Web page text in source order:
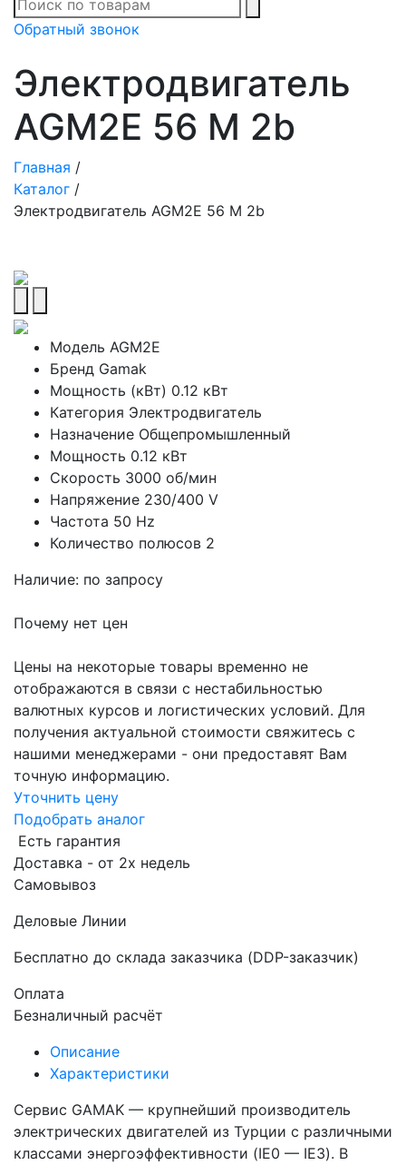
Обратный звонок
Электродвигатель
AGM2E 56 M 2b
Главная /
Каталог /
Электродвигатель AGM2E 56 M 2b
Модель AGM2E
Бренд Gamak
Мощность (кВт) 0.12 кВт
Категория Электродвигатель
Назначение Общепромышленный
Мощность 0.12 кВт
Скорость 3000 об/мин
Напряжение 230/400 V
Частота 50 Hz
Количество полюсов 2
Наличие: по запросу
Почему нет цен
Цены на некоторые товары временно не
отображаются в связи с нестабильностью
валютных курсов и логистических условий. Для
получения актуальной стоимости свяжитесь с
нашими менеджерами - они предоставят Вам
точную информацию.
Уточнить цену
Подобрать аналог
Есть гарантия
Доставка - от 2х недель
Самовывоз
Деловые Линии
Бесплатно до склада заказчика (DDP-заказчик)
Оплата
Безналичный расчёт
Описание
Характеристики
Сервис GAMAK — крупнейший производитель
электрических двигателей из Турции с различными
классами энергоэффективности (IE0 — IE3). В